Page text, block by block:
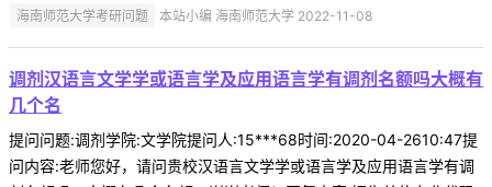
海南师范大学考研问题 本站小编 海南师范大学 2022-11-08
调剂汉语言文学学或语言学及应用语言学有调剂名额吗大概有
几个名
提问问题:调剂学院:文学院提问人:15***68时间:2020-04-2610:47提
问内容:老师您好，请问贵校汉语言文学学或语言学及应用语言学有调